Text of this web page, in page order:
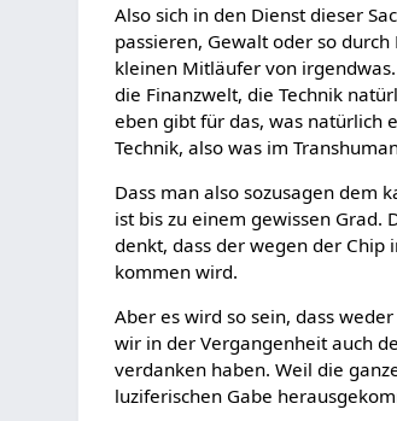
Also sich in den Dienst dieser
passieren, Gewalt oder so
kleinen Mitläufer von
die Finanzwelt, die Technik
eben gibt für das, was natürlich
Technik, also was im
Dass man also sozusagen dem
ist bis zu einem gewissen Grad.
denkt, dass der wegen der
kommen wird.
Aber es wird so sein, dass
wir in der Vergangenheit auch
verdanken haben. Weil die
luziferischen Gabe